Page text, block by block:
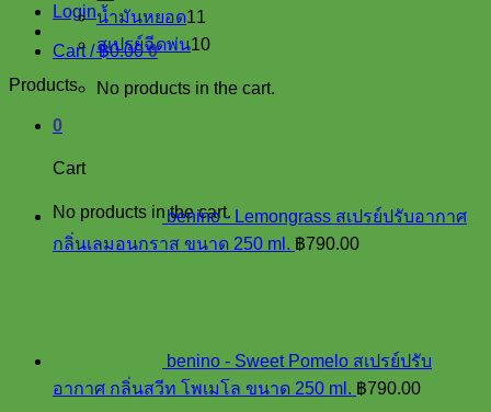
Login
Cart /฿0.00 0
No products in the cart.
0
Cart
No products in the cart.
น้ำมันหยอด11
สเปรย์ฉีดพ่น1010
Products
benino - Lemongrass สเปรย์ปรับอากาศ
กลิ่นเลมอนกราส ขนาด 250 ml. ฿790.00
benino - Sweet Pomelo สเปรย์ปรับ
อากาศ กลิ่นสวีท โพเมโล ขนาด 250 ml. ฿790.00